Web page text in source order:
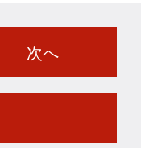
次へ